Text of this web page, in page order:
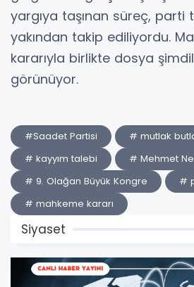
yargıya taşınan süreç, parti
yakından takip ediliyordu.
kararıyla birlikte dosya
görünüyor.
#Saadet Partisi
# mutlak
# kayyım talebi
# Mehmet
# 9. Olağan Büyük Kongre
#
# mahkeme kararı
Siyaset